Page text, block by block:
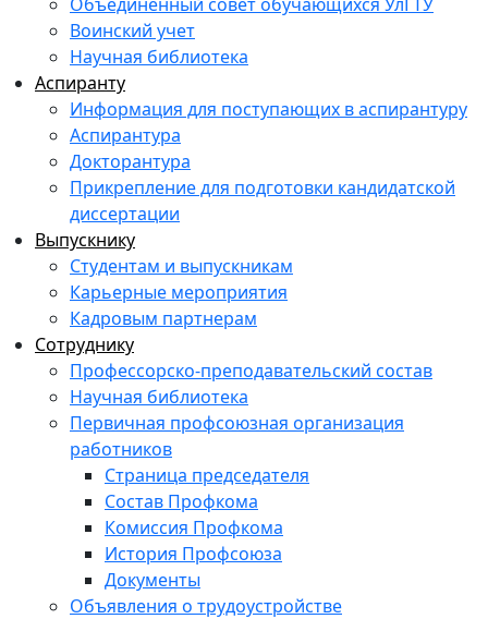
Воинский учет
Научная библиотека
Аспиранту
Информация для поступающих в аспирантуру
Аспирантура
Докторантура
Прикрепление для подготовки кандидатской
диссертации
Выпускнику
Студентам и выпускникам
Карьерные мероприятия
Кадровым партнерам
Сотруднику
Профессорско-преподавательский состав
Научная библиотека
Первичная профсоюзная организация
работников
Страница председателя
Состав Профкома
Комиссия Профкома
История Профсоюза
Документы
Объявления о трудоустройстве